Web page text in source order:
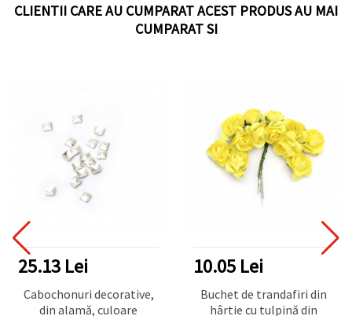
CLIENTII CARE AU CUMPARAT ACEST PRODUS AU MAI
CUMPARAT SI
Lei
decorative,
din alamă, culoare
10.05 Lei
Buchet de trandafiri din
hârtie cu tulpină din